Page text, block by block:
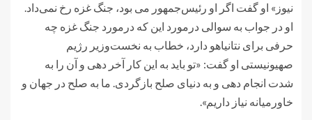
نیوز» او گفت اگر او رئیس‌جمهور می بود، جنگ غزه رخ نمی‌داد.
او در جواب به سوالی درمورد این که درمورد جنگ غزه چه
حرفی برای نتانیاهو دارد، خطاب به نخست‌وزیر رژیم
صهیونیستی او گفت: «تو باید به این کار آخر دهی و آن را به
شدت انجام دهی و به دنیای صلح بازگردی. ما به صلح در جهان و
خاورمیانه نیاز داریم».